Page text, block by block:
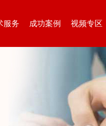
服务 成功案例 视频专区